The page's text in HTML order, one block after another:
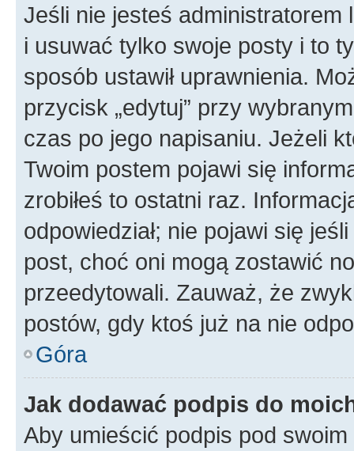
Jeśli nie jesteś
i usuwać tylko swoje posty i to
sposób ustawił uprawnienia.
przycisk „edytuj” przy
czas po jego napisaniu. Jeżeli
Twoim postem pojawi się
zrobiłeś to ostatni raz.
odpowiedział; nie pojawi się
post, choć oni mogą zostawić
przeedytowali. Zauważ, że
postów, gdy ktoś już na nie
Góra
Jak dodawać podpis do
Aby umieścić podpis pod